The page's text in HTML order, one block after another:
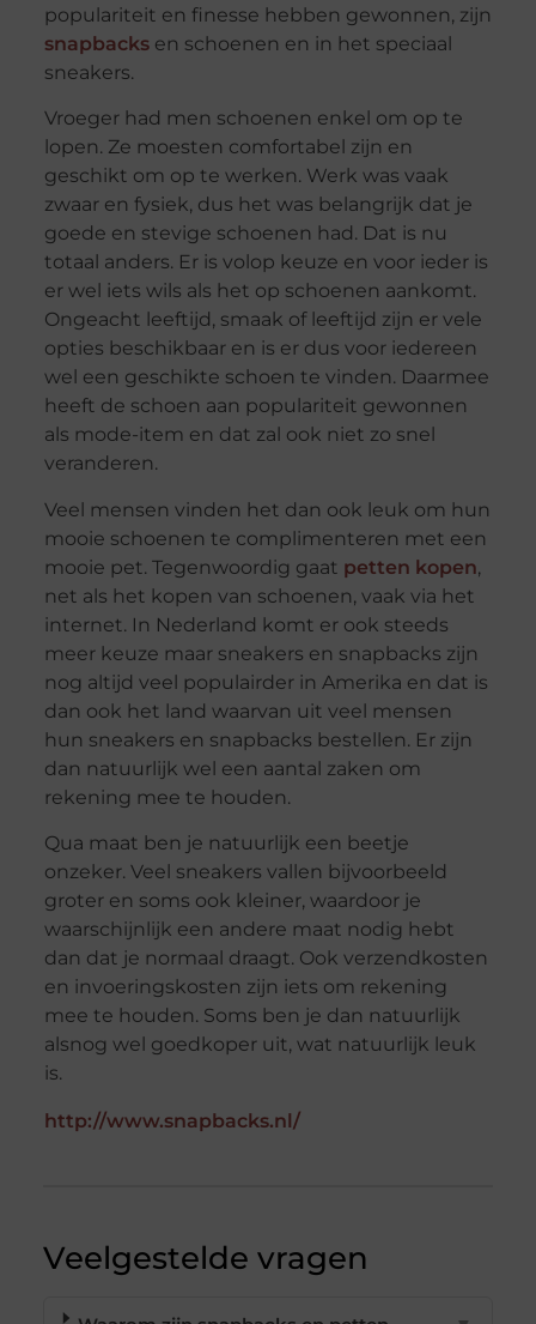
populariteit en finesse hebben gewonnen, zijn
snapbacksen schoenen en in het speciaal
sneakers.
Vroeger had men schoenen enkel om op te
lopen. Ze moesten comfortabel zijn en
geschikt om op te werken. Werk was vaak
zwaar en fysiek, dus het was belangrijk dat je
goede en stevige schoenen had. Dat is nu
totaal anders. Er is volop keuze en voor ieder is
er wel iets wils als het op schoenen aankomt.
Ongeacht leeftijd, smaak of leeftijd zijn er vele
opties beschikbaar en is er dus voor iedereen
wel een geschikte schoen te vinden. Daarmee
heeft de schoen aan populariteit gewonnen
als mode-item en dat zal ook niet zo snel
veranderen.
Veel mensen vinden het dan ook leuk om hun
mooie schoenen te complimenteren met een
mooie pet. Tegenwoordig gaat petten kopen,
net als het kopen van schoenen, vaak via het
internet. In Nederland komt er ook steeds
meer keuze maar sneakers en snapbacks zijn
nog altijd veel populairder in Amerika en dat is
dan ook het land waarvan uit veel mensen
hun sneakers en snapbacks bestellen. Er zijn
dan natuurlijk wel een aantal zaken om
rekening mee te houden.
Qua maat ben je natuurlijk een beetje
onzeker. Veel sneakers vallen bijvoorbeeld
groter en soms ook kleiner, waardoor je
waarschijnlijk een andere maat nodig hebt
dan dat je normaal draagt. Ook verzendkosten
en invoeringskosten zijn iets om rekening
mee te houden. Soms ben je dan natuurlijk
alsnog wel goedkoper uit, wat natuurlijk leuk
is.
http://www.snapbacks.nl/
Veelgestelde vragen